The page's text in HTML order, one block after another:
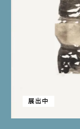
展出中